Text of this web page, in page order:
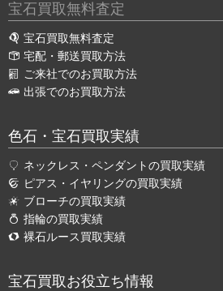
宝石買取無料査定
宝石買取無料査定
宅配・郵送買取方法
ご来社でのお買取方法
出張でのお買取方法
色石・宝石買取実績
ネックレス・ペンダントの買取実績
ピアス・イヤリングの買取実績
ブローチの買取実績
指輪の買取実績
裸石ルース買取実績
宝石買取お役立ち情報